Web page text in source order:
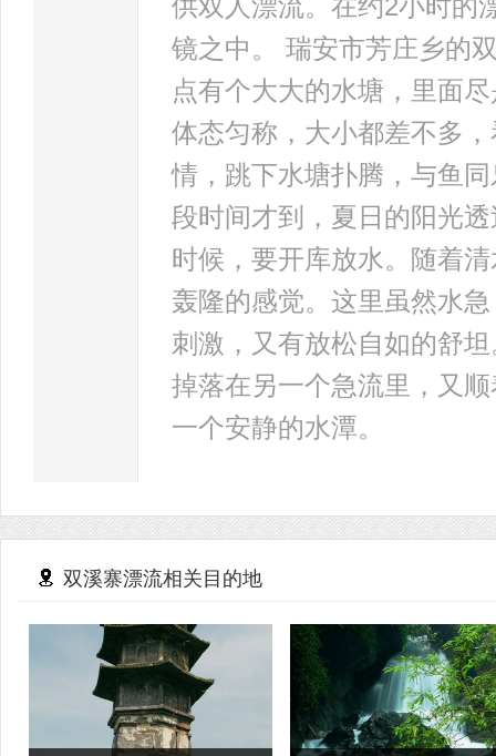
供双人漂流。在约2小时的
镜之中。 瑞安市芳庄乡的
点有个大大的水塘，里面
体态匀称，大小都差不多
情，跳下水塘扑腾，与鱼
段时间才到，夏日的阳光
时候，要开库放水。随着
轰隆的感觉。这里虽然水
刺激，又有放松自如的舒
掉落在另一个急流里，又
一个安静的水潭。
双溪寨漂流相关目的地